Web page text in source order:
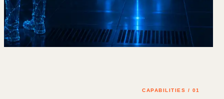
01 / CAPABILITIES